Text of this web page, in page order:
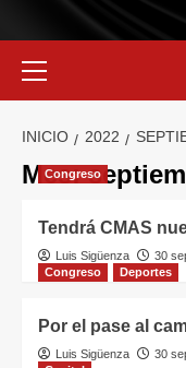
INICIO 2022
Mes:
Congreso
Tendrá CMAS
Luis Sigüenza 30
Congreso
Deportes
Por el pase al
Luis Sigüenza 30